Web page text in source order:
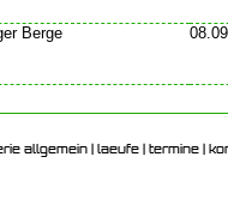
Berge
allgemein laeufe termine